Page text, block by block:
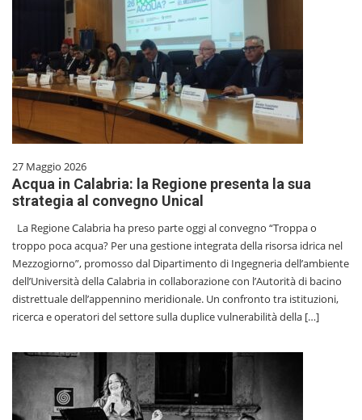
27 Maggio 2026
Acqua in Calabria: la Regione presenta la sua
strategia al convegno Unical
La Regione Calabria ha preso parte oggi al convegno “Troppa o
troppo poca acqua? Per una gestione integrata della risorsa idrica nel
Mezzogiorno”, promosso dal Dipartimento di Ingegneria dell’ambiente
dell’Università della Calabria in collaborazione con l’Autorità di bacino
distrettuale dell’appennino meridionale. Un confronto tra istituzioni,
ricerca e operatori del settore sulla duplice vulnerabilità della […]